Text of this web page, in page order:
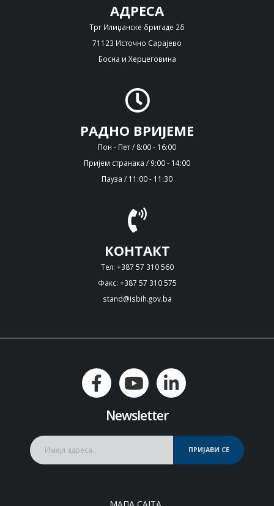
АДРЕСА
Трг Илиџанске бригаде 2б
71123 Источно Сарајево
Босна и Херцеговина
РАДНО ВРИЈЕМЕ
Пон - Пет / 8:00 - 16:00
Пријем странака / 9:00 - 14:00
Пауза / 11:00 - 11:30
КОНТАКТ
Тел: +387 57 310 560
Факс: +387 57 310 575
stand@isbih.gov.ba
Newsletter
ПРИЈАВИ СЕ